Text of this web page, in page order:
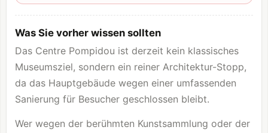
Was Sie vorher wissen sollten
Das Centre Pompidou ist derzeit kein klassisches
Museumsziel, sondern ein reiner Architektur-Stopp,
da das Hauptgebäude wegen einer umfassenden
Sanierung für Besucher geschlossen bleibt.
Wer wegen der berühmten Kunstsammlung oder der